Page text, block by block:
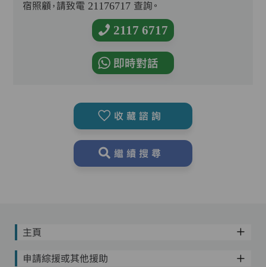
宿照顧，請致電 21176717 查詢。
2117 6717
即時對話
收藏諮詢
繼續搜尋
主頁
申請綜援或其他援助